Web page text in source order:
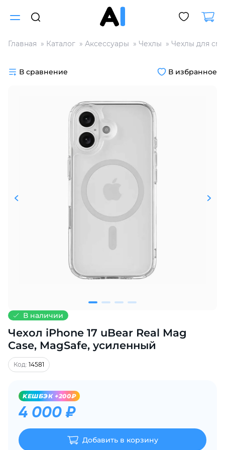
Главная Каталог Аксессуары Чехлы Чехлы для
В наличии
Чехол iPhone 17 uBear Real Mag
Case, MagSafe, усиленный
Код: 14581
KЕШБЭК +200₽
4 000 ₽
Добавить в корзину
В сравнение В избранное
Разбейте
на части
без переплат
График платежей
25
% картой любого банка
Получайте товар
выбранный способом
списываться
по25%каждые 2 недели
Подробнее